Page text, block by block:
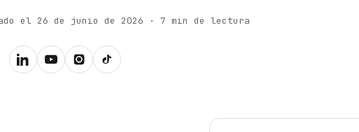
el 26 de junio de 2026 · 7 min de lectura